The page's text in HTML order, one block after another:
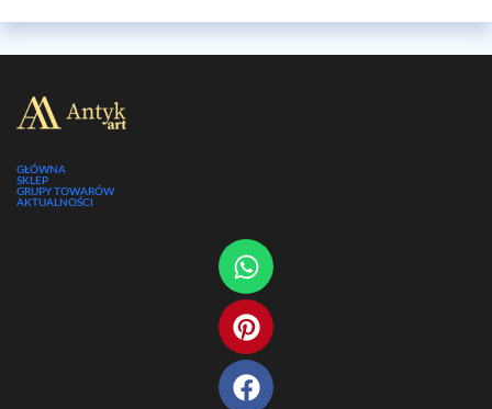
GŁÓWNA
SKLEP
GRUPY TOWARÓW
AKTUALNOŚCI